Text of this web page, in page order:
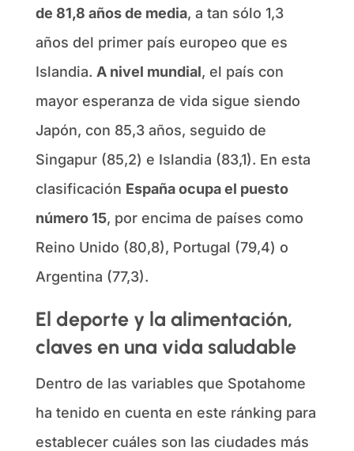
de 81,8 años de media, a tan sólo 1,3
años del primer país europeo que es
Islandia. A nivel mundial, el país con
mayor esperanza de vida sigue siendo
Japón, con 85,3 años, seguido de
Singapur (85,2) e Islandia (83,1). En esta
clasificación España ocupa el puesto
número 15, por encima de países como
Reino Unido (80,8), Portugal (79,4) o
Argentina (77,3).
El deporte y la alimentación,
claves en una vida saludable
Dentro de las variables que Spotahome
ha tenido en cuenta en este ránking para
establecer cuáles son las ciudades más